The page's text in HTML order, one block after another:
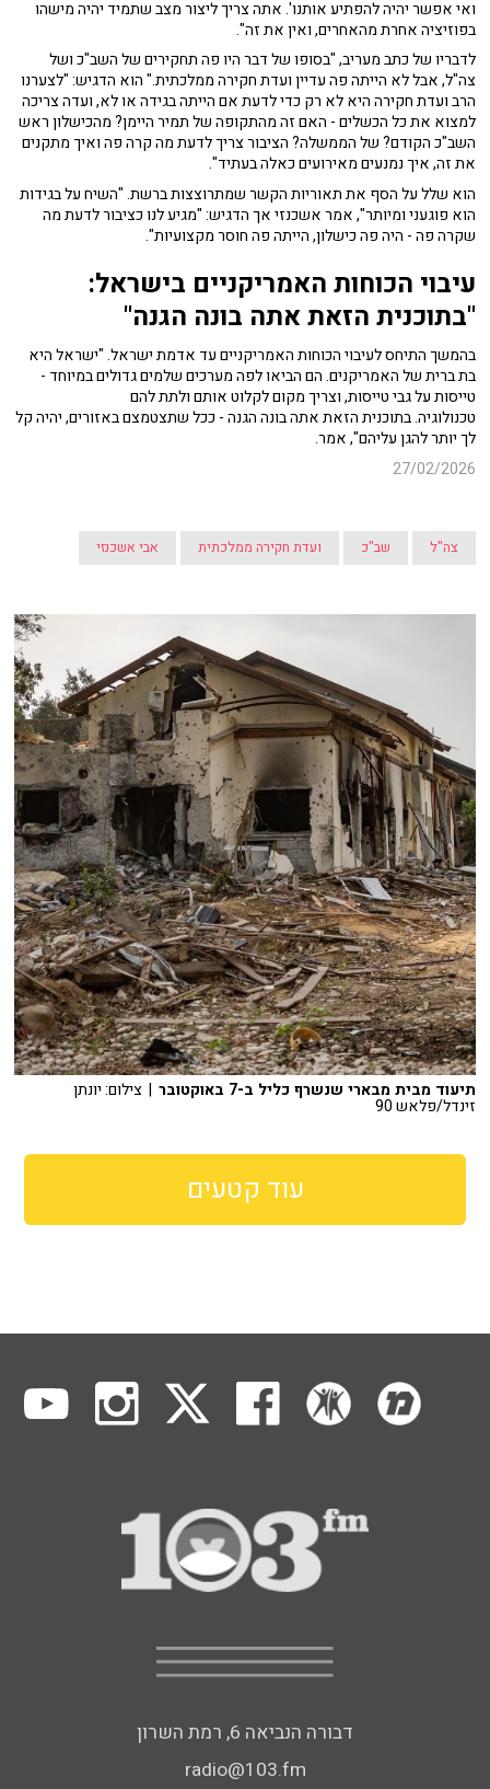
ואי אפשר יהיה להפתיע אותנו'. אתה צריך ליצור מצב שתמיד יהיה מישהו
בפוזיציה אחרת מהאחרים, ואין את זה".
לדבריו של כתב מעריב, "בסופו של דבר היו פה תחקירים של השב"כ ושל
צה"ל, אבל לא הייתה פה עדיין ועדת חקירה ממלכתית." הוא הדגיש: "לצערנו
הרב ועדת חקירה היא לא רק כדי לדעת אם הייתה בגידה או לא, ועדה צריכה
למצוא את כל הכשלים - האם זה מהתקופה של תמיר היימן? מהכישלון ראש
השב"כ הקודם? של הממשלה? הציבור צריך לדעת מה קרה פה ואיך מתקנים
את זה, איך נמנעים מאירועים כאלה בעתיד".
הוא שלל על הסף את תאוריות הקשר שמתרוצצות ברשת. "השיח על בגידות
הוא פוגעני ומיותר", אמר אשכנזי אך הדגיש: "מגיע לנו כציבור לדעת מה
שקרה פה - היה פה כישלון, הייתה פה חוסר מקצועיות".
עיבוי הכוחות האמריקניים בישראל:
"בתוכנית הזאת אתה בונה הגנה"
בהמשך התיחס לעיבוי הכוחות האמריקניים עד אדמת ישראל. "ישראל היא
בת ברית של האמריקנים. הם הביאו לפה מערכים שלמים גדולים במיוחד -
טייסות על גבי טייסות, וצריך מקום לקלוט אותם ולתת להם
טכנולוגיה. בתוכנית הזאת אתה בונה הגנה - ככל שתצטמצם באזורים, יהיה קל
לך יותר להגן עליהם", אמר.
27/02/2026
צה"ל שב"כ ועדת חקירה ממלכתית אבי אשכנזי
תיעוד מבית מבארי שנשרף כליל ב-7 באוקטובר | צילום: יונתן
זינדל/פלאש 90
עוד קטעים
דבורה הנביאה 6, רמת השרון
radio@103.fm